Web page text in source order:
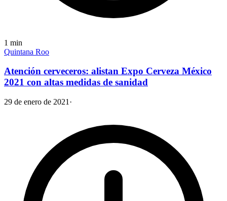
1 min
Quintana Roo
Atención cerveceros: alistan Expo Cerveza México
2021 con altas medidas de sanidad
29 de enero de 2021 ·